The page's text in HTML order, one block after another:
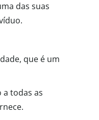
das suas
que é um
todas as